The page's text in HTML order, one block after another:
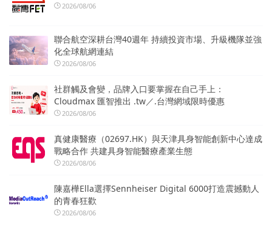
2026/08/06
聯合航空深耕台灣40週年 持續投資市場、升級機隊並強
化全球航網連結
2026/08/06
社群觸及會變，品牌入口要掌握在自己手上：
Cloudmax 匯智推出 .tw／.台灣網域限時優惠
2026/08/06
真健康醫療（02697.HK）與天津具身智能創新中心達成
戰略合作 共建具身智能醫療產業生態
2026/08/06
陳嘉樺Ella選擇Sennheiser Digital 6000打造震撼動人
的青春狂歡
2026/08/06